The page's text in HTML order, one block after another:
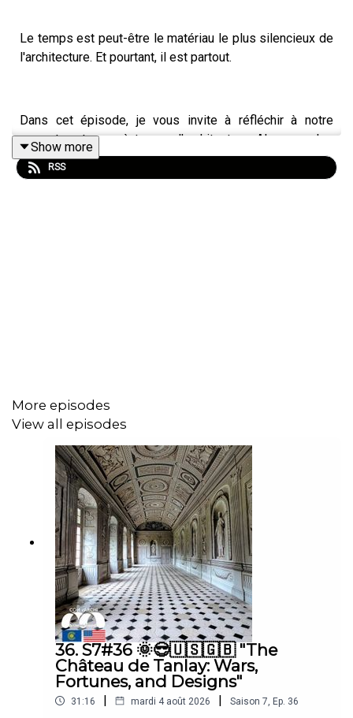
Le temps est peut-être le matériau le plus silencieux de
l'architecture. Et pourtant, il est partout.
Dans cet épisode, je vous invite à réfléchir à notre
rapport au temps à travers l'architecture. Alors que les
préoccupations environnementales, les enjeux
climatiques et les débats sur l'avenir des territoires
Audio comdarchipodcast
Image teaser ©Alexandra Lande / Musée d'Orsay
Si le podcast COM D'ARCHI vous plaît n'hésitez pas :
. à vous abonner pour ne pas rater les prochains
épisodes,
. à nous laisser des étoiles et un commentaire, :-),
Show more
RSS
More episodes
View all episodes
36. S7#36 🌞😎🇺🇸🇬🇧 "The
Château de Tanlay: Wars,
Fortunes, and Designs"
31:16 | mardi 4 août 2026 | Saison 7 Ep. 36